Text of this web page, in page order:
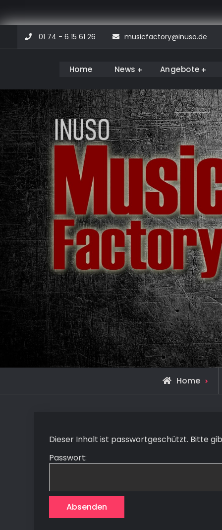
content
01 74 - 6 15 61 26 musicfactory@inuso.de
Musicfactory
Home News Angebote
Home
Dieser Inhalt ist passwortgeschützt. Bitte
Passwort: